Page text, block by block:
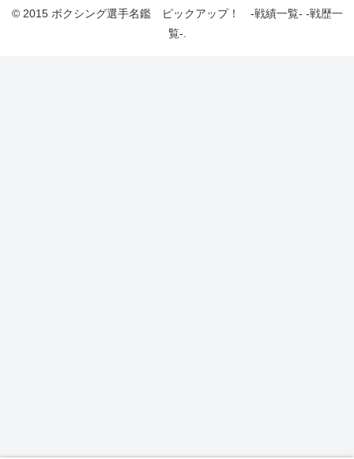
© 2015 ボクシング選手名鑑 ピックアップ！ -戦績一覧- -戦歴一
覧-.